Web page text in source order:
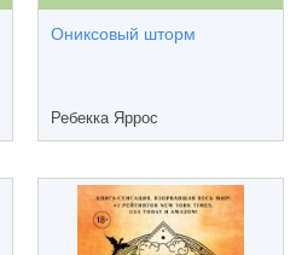
Ониксовый шторм
Ребекка Яррос